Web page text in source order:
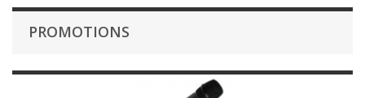
PROMOTIONS